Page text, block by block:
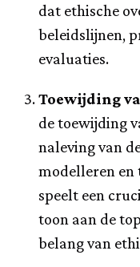
dat ethische
beleidslijnen,
evaluaties.
Toewijding
de toewijding
naleving van
modelleren en
speelt een
toon aan de
belang van